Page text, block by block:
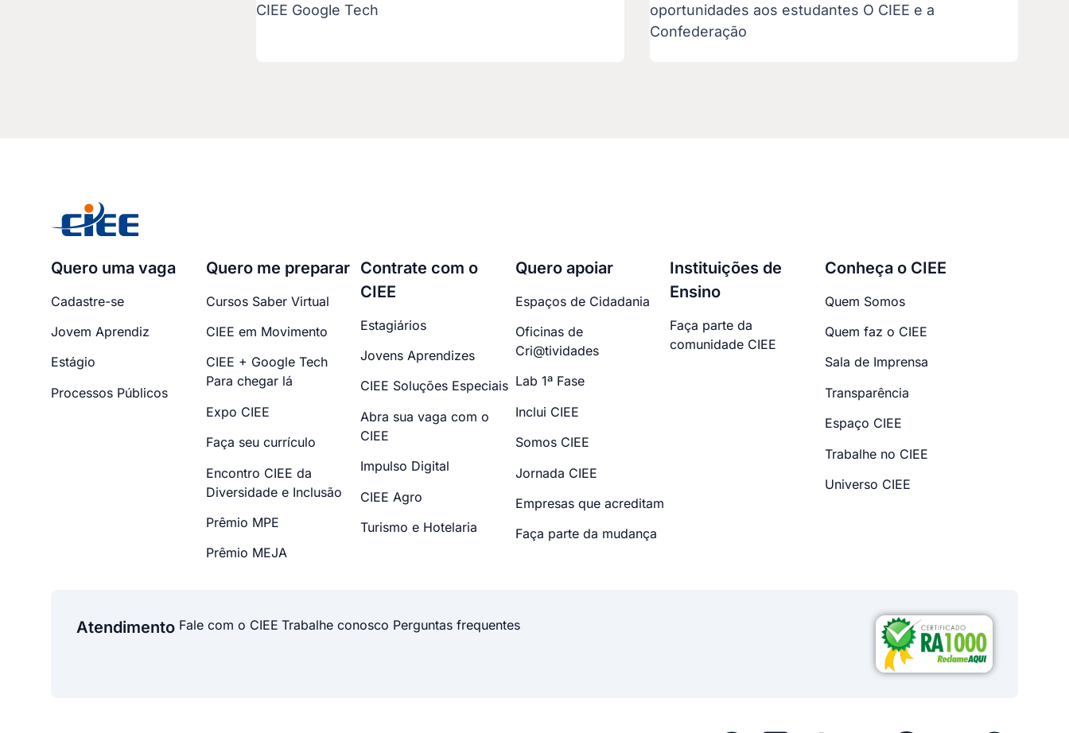
CIEE Google Tech
oportunidades aos estudantes O CIEE e a
Confederação
Quero uma vaga
Cadastre-se
Jovem Aprendiz
Estágio
Processos Públicos
Quero me preparar
Cursos Saber Virtual
CIEE em Movimento
CIEE + Google Tech
Para chegar lá
Expo CIEE
Faça seu currículo
Encontro CIEE da
Diversidade e Inclusão
Prêmio MPE
Prêmio MEJA
Contrate com o
CIEE
Estagiários
Jovens Aprendizes
CIEE Soluções Especiais
Abra sua vaga com o
CIEE
Impulso Digital
CIEE Agro
Turismo e Hotelaria
Quero apoiar
Espaços de Cidadania
Oficinas de
Cri@tividades
Lab 1ª Fase
Inclui CIEE
Somos CIEE
Jornada CIEE
Empresas que acreditam
Faça parte da mudança
Instituições de
Ensino
Faça parte da
comunidade CIEE
Conheça o CIEE
Quem Somos
Quem faz o CIEE
Sala de Imprensa
Transparência
Espaço CIEE
Trabalhe no CIEE
Universo CIEE
Atendimento Fale com o CIEE Trabalhe conosco Perguntas frequentes